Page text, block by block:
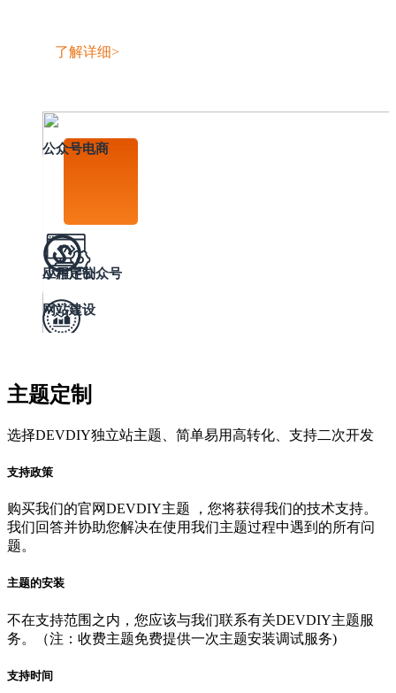
了解详细>
公众号电商
小程序公众号
网站建设
应用定制
运维托管
制作开发
主题定制
选择DEVDIY独立站主题、简单易用高转化、支持二次开发
支持政策
购买我们的官网DEVDIY主题 ，您将获得我们的技术支持。
我们回答并协助您解决在使用我们主题过程中遇到的所有问
题。
主题的安装
不在支持范围之内，您应该与我们联系有关DEVDIY主题服
务。（注：收费主题免费提供一次主题安装调试服务)
支持时间